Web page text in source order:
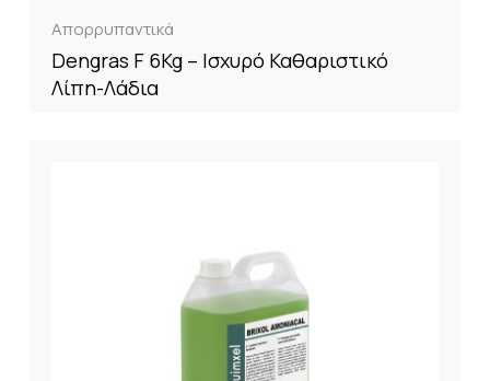
Απορρυπαντικά
Dengras F 6Kg – Ισχυρό Καθαριστικό
Λίπη-Λάδια